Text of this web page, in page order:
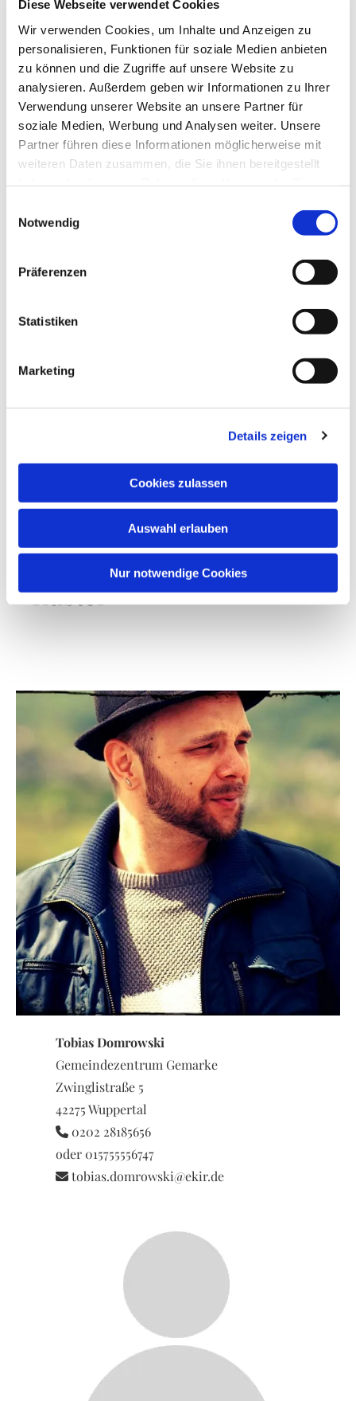
Diese Webseite verwendet Cookies
Wir verwenden Cookies, um Inhalte und Anzeigen zu
personalisieren, Funktionen für soziale Medien anbieten
zu können und die Zugriffe auf unsere Website zu
analysieren. Außerdem geben wir Informationen zu Ihrer
Verwendung unserer Website an unsere Partner für
soziale Medien, Werbung und Analysen weiter. Unsere
Partner führen diese Informationen möglicherweise mit
weiteren Daten zusammen, die Sie ihnen bereitgestellt
Notwendig
Präferenzen
Statistiken
Marketing
Details zeigen
Cookies zulassen
Auswahl erlauben
Nur notwendige Cookies
bjoern.malkus@ekir.de
jule.schaller@ekir.de
Küster
Tobias Domrowski
Gemeindezentrum Gemarke
Zwinglistraße 5
42275 Wuppertal
 0202 28185656
oder 015755556747
 tobias.domrowski@ekir.de